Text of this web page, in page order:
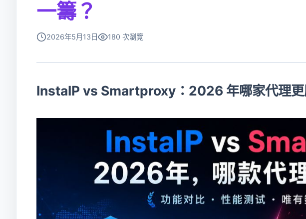
一籌？
2026年5月13日 180 次瀏覽
InstaIP vs Smartproxy：2026 年哪家代理更